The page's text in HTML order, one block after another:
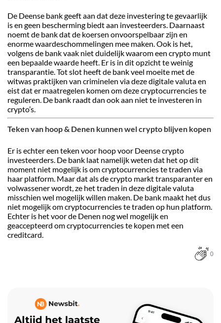
De Deense bank geeft aan dat deze investering te gevaarlijk
is en geen bescherming biedt aan investeerders. Daarnaast
noemt de bank dat de koersen onvoorspelbaar zijn en
enorme waardeschommelingen mee maken. Ook is het,
volgens de bank vaak niet duidelijk waarom een crypto munt
een bepaalde waarde heeft. Er is in dit opzicht te weinig
transparantie. Tot slot heeft de bank veel moeite met de
witwas praktijken van criminelen via deze digitale valuta en
eist dat er maatregelen komen om deze cryptocurrencies te
reguleren. De bank raadt dan ook aan niet te investeren in
crypto’s.
Teken van hoop & Denen kunnen wel crypto blijven kopen
Er is echter een teken voor hoop voor Deense crypto
investeerders. De bank laat namelijk weten dat het op dit
moment niet mogelijk is om cryptocurrencies te traden via
haar platform. Maar dat als de crypto markt transparanter en
volwassener wordt, ze het traden in deze digitale valuta
misschien wel mogelijk willen maken. De bank maakt het dus
niet mogelijk om cryptocurrencies te traden op hun platform.
Echter is het voor de Denen nog wel mogelijk en
geaccepteerd om cryptocurrencies te kopen met een
creditcard.
0